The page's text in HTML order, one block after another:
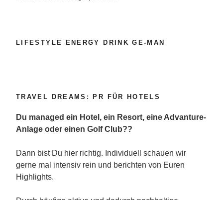
LIFESTYLE ENERGY DRINK GE-MAN
TRAVEL DREAMS: PR FÜR HOTELS
Du managed ein Hotel, ein Resort, eine Advanture-
Anlage oder einen Golf Club??
Dann bist Du hier richtig. Individuell schauen wir
gerne mal intensiv rein und berichten von Euren
Highlights.